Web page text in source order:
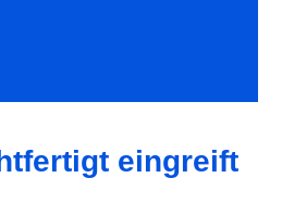
eingreift